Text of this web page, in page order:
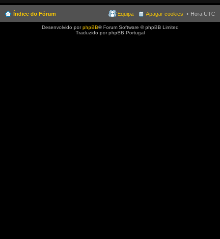
Índice do Fórum Hora UTC
Apagar cookies
Equipa
Desenvolvido porphpBB® Forum Software © phpBB Limited
Traduzido por phpBB Portugal